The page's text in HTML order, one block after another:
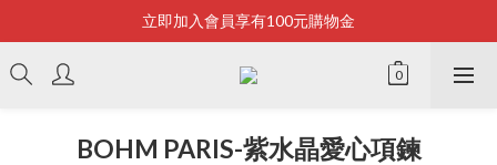
Bonjour~
立即加入會員享有100元購物金
全店滿2500即享免運
BOHM PARIS-紫水晶愛心項鍊